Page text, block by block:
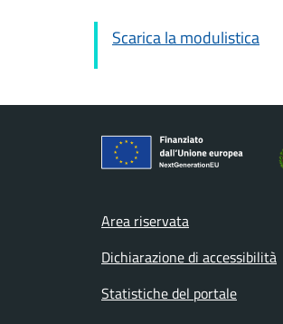
Scarica la modulistica
Footer menu
Area riservata
Dichiarazione di accessibilità
Statistiche del portale